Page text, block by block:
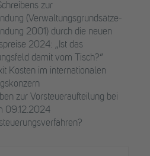
zur
(Verwaltungsgrundsätze-
2001) durch die neuen
2024: „Ist das
damit vom Tisch?“
Kosten im internationalen
zur Vorsteueraufteilung bei
09.12.2024